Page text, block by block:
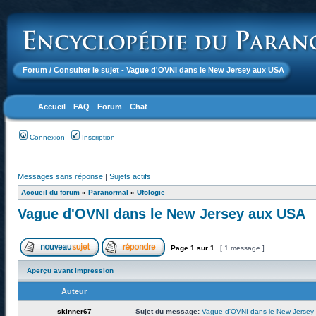
Forum / Consulter le sujet - Vague d'OVNI dans le New Jersey aux USA
Accueil FAQ Forum Chat
Connexion Inscription
Messages sans réponse | Sujets actifs
Accueil du forum » Paranormal » Ufologie
Vague d'OVNI dans le New Jersey aux USA
Page 1 sur 1 [ 1 message ]
Aperçu avant impression
Auteur
skinner67 Sujet du message: Vague d'OVNI dans le New Jersey